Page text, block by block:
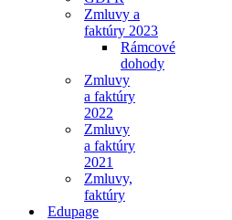
Zmluvy a
faktúry 2023
Rámcové
dohody
Zmluvy
a faktúry
2022
Zmluvy
a faktúry
2021
Zmluvy,
faktúry
Edupage